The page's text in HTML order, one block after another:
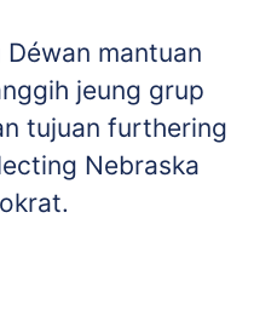
mantuan
jeung grup
tujuan furthering
Nebraska